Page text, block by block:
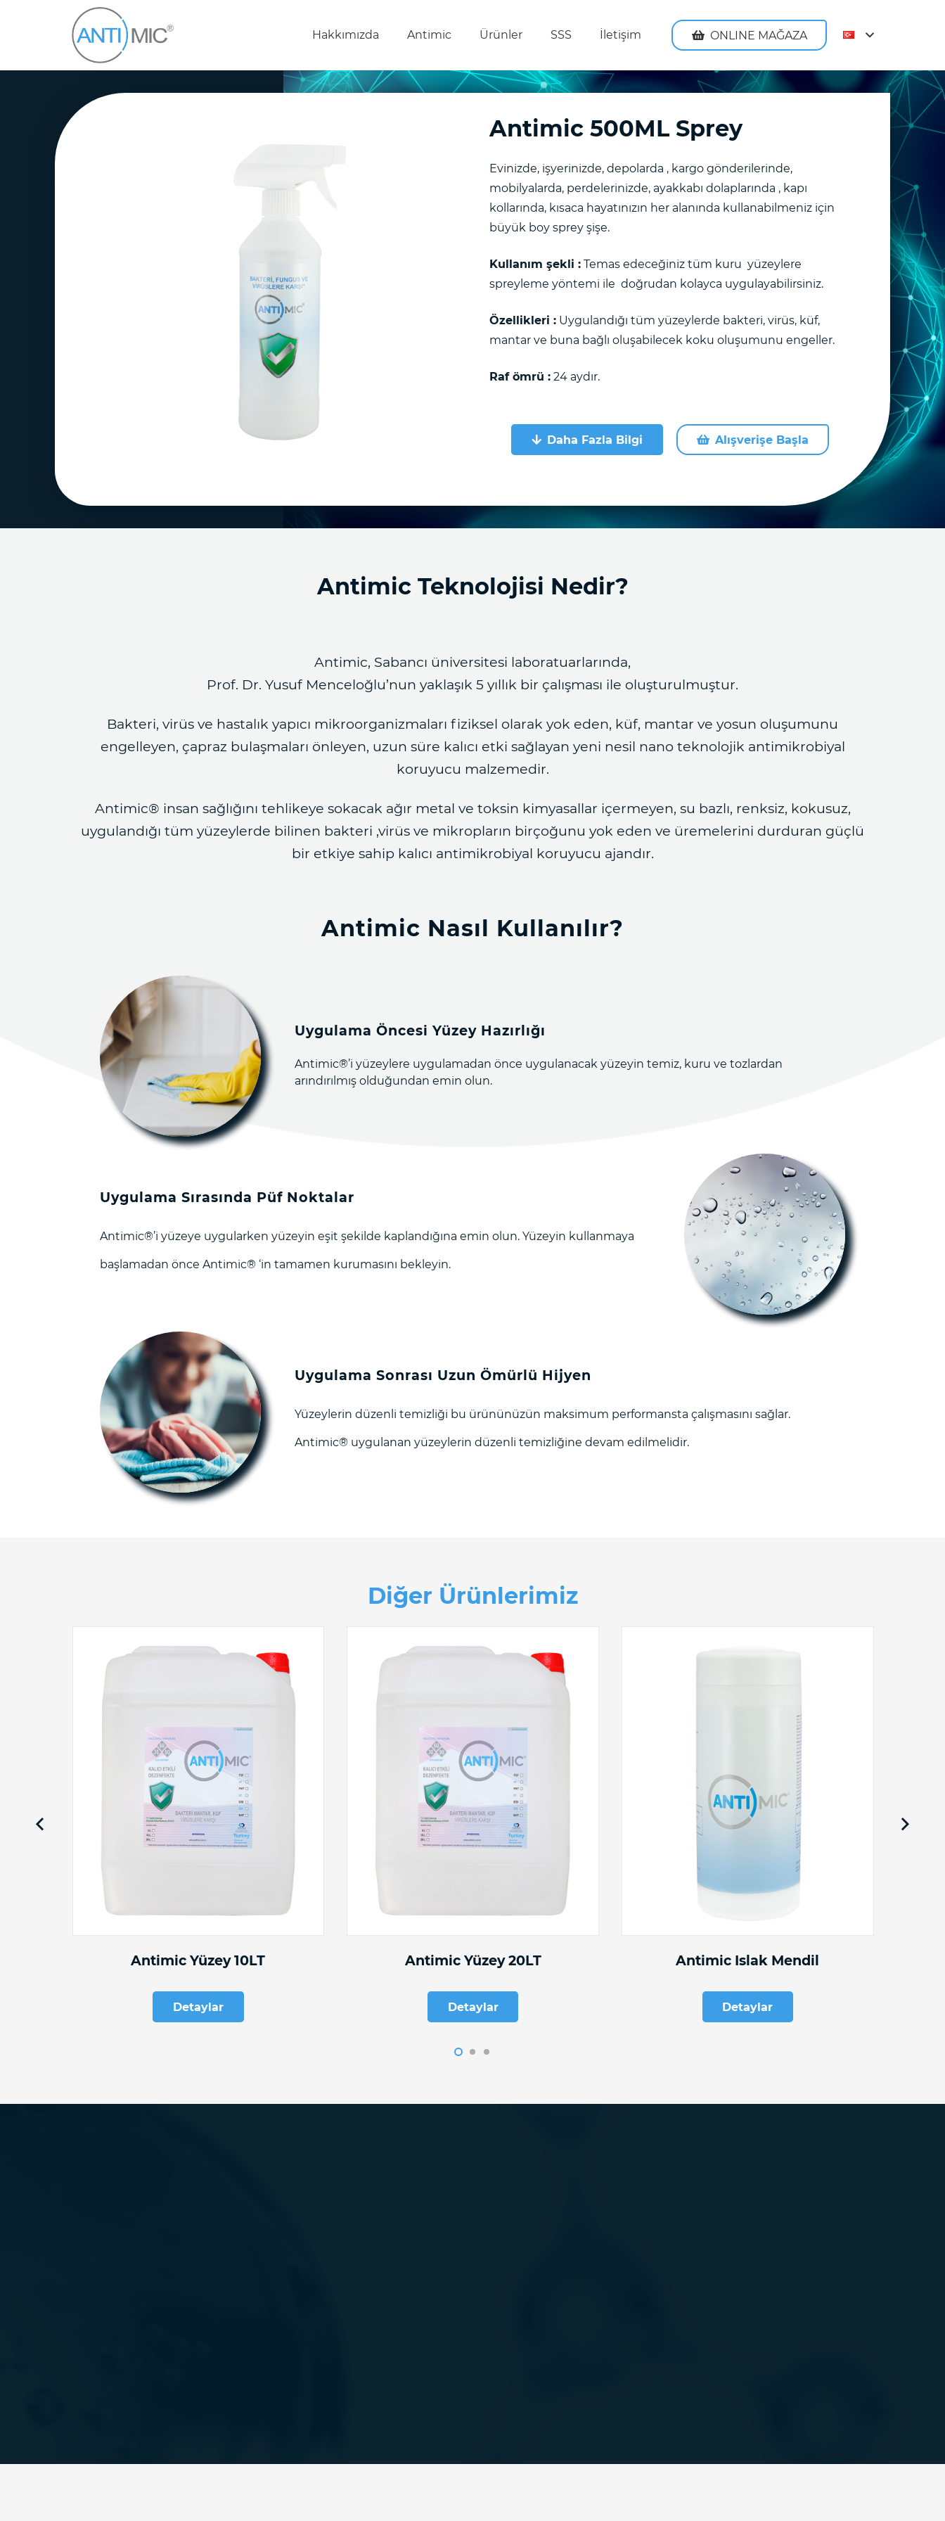
Hakkımızda Antimic Ürünler SSS İletişim ONLINE MAĞAZA
Antimic 500ML Sprey
Evinizde, işyerinizde, depolarda , kargo gönderilerinde,
mobilyalarda, perdelerinizde, ayakkabı dolaplarında , kapı
kollarında, kısaca hayatınızın her alanında kullanabilmeniz için
büyük boy sprey şişe.
Kullanım şekli : Temas edeceğiniz tüm kuru yüzeylere
spreyleme yöntemi ile doğrudan kolayca uygulayabilirsiniz.
Özellikleri : Uygulandığı tüm yüzeylerde bakteri, virüs, küf,
mantar ve buna bağlı oluşabilecek koku oluşumunu engeller.
Raf ömrü : 24 aydır.
Daha Fazla Bilgi Alışverişe Başla
Antimic Teknolojisi Nedir?
Antimic, Sabancı üniversitesi laboratuarlarında,
Prof. Dr. Yusuf Menceloğlu’nun yaklaşık 5 yıllık bir çalışması ile oluşturulmuştur.
Bakteri, virüs ve hastalık yapıcı mikroorganizmaları fiziksel olarak yok eden, küf, mantar ve yosun oluşumunu
engelleyen, çapraz bulaşmaları önleyen, uzun süre kalıcı etki sağlayan yeni nesil nano teknolojik antimikrobiyal
koruyucu malzemedir.
Antimic® insan sağlığını tehlikeye sokacak ağır metal ve toksin kimyasallar içermeyen, su bazlı, renksiz, kokusuz,
uygulandığı tüm yüzeylerde bilinen bakteri ,virüs ve mikropların birçoğunu yok eden ve üremelerini durduran güçlü
bir etkiye sahip kalıcı antimikrobiyal koruyucu ajandır.
Antimic Nasıl Kullanılır?
Uygulama Öncesi Yüzey Hazırlığı
Antimic®️’i yüzeylere uygulamadan önce uygulanacak yüzeyin temiz, kuru ve tozlardan
arındırılmış olduğundan emin olun.
Uygulama Sırasında Püf Noktalar
Antimic®️’i yüzeye uygularken yüzeyin eşit şekilde kaplandığına emin olun. Yüzeyin kullanmaya
başlamadan önce Antimic®️ ‘in tamamen kurumasını bekleyin.
Uygulama Sonrası Uzun Ömürlü Hijyen
Yüzeylerin düzenli temizliği bu ürününüzün maksimum performansta çalışmasını sağlar.
Antimic®️ uygulanan yüzeylerin düzenli temizliğine devam edilmelidir.
Diğer Ürünlerimiz
Antimic Yüzey 10LT
Detaylar
Antimic Yüzey 20LT
Detaylar
Antimic Islak Mendil
Detaylar